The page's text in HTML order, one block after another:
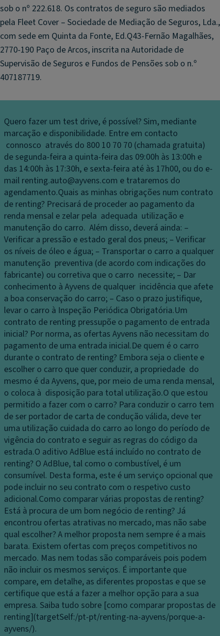
sob o nº 222.618. Os contratos de seguro são mediados
pela Fleet Cover – Sociedade de Mediação de Seguros, Lda.,
com sede em Quinta da Fonte, Ed.Q43-Fernão Magalhães,
2770-190 Paço de Arcos, inscrita na Autoridade de
Supervisão de Seguros e Fundos de Pensões sob o n.º
407187719.
Quero fazer um test drive, é possível? Sim, mediante
marcação e disponibilidade. Entre em contacto
connosco através do 800 10 70 70 (chamada gratuita)
de segunda-feira a quinta-feira das 09:00h às 13:00h e
das 14:00h às 17:30h, e sexta-feira até às 17h00, ou do e-
mail renting.auto@ayvens.com e trataremos do
agendamento.Quais as minhas obrigações num contrato
de renting? Precisará de proceder ao pagamento da
renda mensal e zelar pela adequada utilização e
manutenção do carro. Além disso, deverá ainda: –
Verificar a pressão e estado geral dos pneus; – Verificar
os níveis de óleo e água; – Transportar o carro a qualquer
manutenção preventiva (de acordo com indicações do
fabricante) ou corretiva que o carro necessite; – Dar
conhecimento à Ayvens de qualquer incidência que afete
a boa conservação do carro; – Caso o prazo justifique,
levar o carro à Inspeção Periódica Obrigatória.Um
contrato de renting pressupõe o pagamento de entrada
inicial? Por norma, as ofertas Ayvens não necessitam do
pagamento de uma entrada inicial.De quem é o carro
durante o contrato de renting? Embora seja o cliente e
escolher o carro que quer conduzir, a propriedade do
mesmo é da Ayvens, que, por meio de uma renda mensal,
o coloca à disposição para total utilização.O que estou
permitido a fazer com o carro? Para conduzir o carro tem
de ser portador de carta de condução válida, deve ter
uma utilização cuidada do carro ao longo do período de
vigência do contrato e seguir as regras do código da
estrada.O aditivo AdBlue está incluído no contrato de
renting? O AdBlue, tal como o combustível, é um
consumível. Desta forma, este é um serviço opcional que
pode incluir no seu contrato com o respetivo custo
adicional.Como comparar várias propostas de renting?
Está à procura de um bom negócio de renting? Já
encontrou ofertas atrativas no mercado, mas não sabe
qual escolher? A melhor proposta nem sempre é a mais
barata. Existem ofertas com preços competitivos no
mercado. Mas nem todas são comparáveis pois podem
não incluir os mesmos serviços. É importante que
compare, em detalhe, as diferentes propostas e que se
certifique que está a fazer a melhor opção para a sua
empresa. Saiba tudo sobre [como comparar propostas de
renting](targetSelf:/pt-pt/renting-na-ayvens/porque-a-
ayvens/).